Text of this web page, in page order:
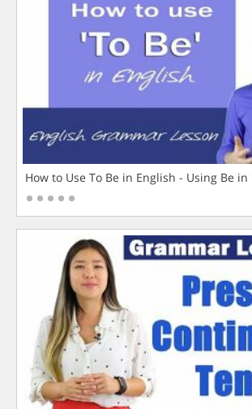
How to Use To Be in English - Using Be